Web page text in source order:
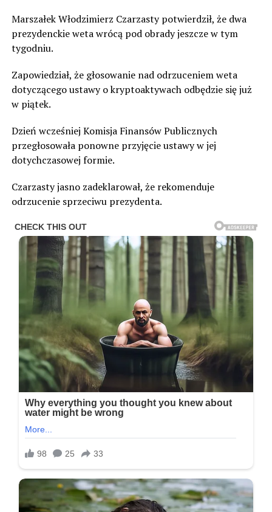
Marszałek Włodzimierz Czarzasty potwierdził, że dwa
prezydenckie weta wrócą pod obrady jeszcze w tym
tygodniu.
Zapowiedział, że głosowanie nad odrzuceniem weta
dotyczącego ustawy o kryptoaktywach odbędzie się już
w piątek.
Dzień wcześniej Komisja Finansów Publicznych
przegłosowała ponowne przyjęcie ustawy w jej
dotychczasowej formie.
Czarzasty jasno zadeklarował, że rekomenduje
odrzucenie sprzeciwu prezydenta.